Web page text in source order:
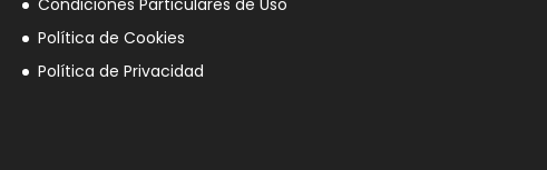
Política de Cookies
Política de Privacidad